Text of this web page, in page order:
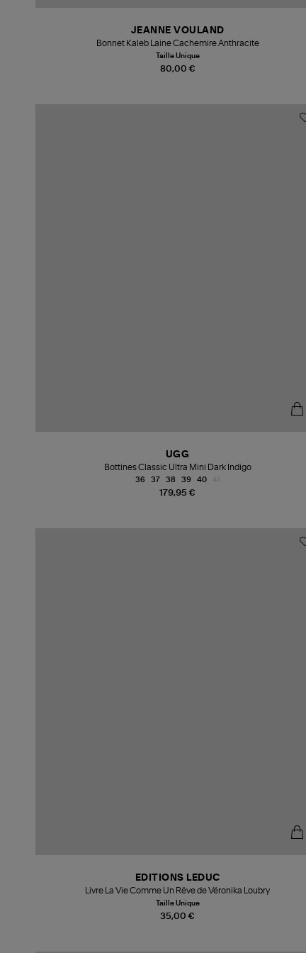
80,00 €
JEANNE VOULAND
Bonnet Kaleb Laine Cachemire Anthracite
Taille Unique
179,95 €
UGG
Bottines Classic Ultra Mini Dark Indigo
36 37 38 39 40
35,00 €
EDITIONS LEDUC
Livre La Vie Comme Un Rêve de Véronika Loubry
Taille Unique